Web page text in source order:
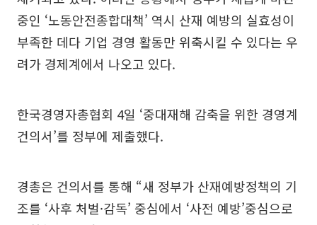
중인 ‘노동안전종합대책’ 역시 산재 예방의 실효성이
부족한 데다 기업 경영 활동만 위축시킬 수 있다는 우
려가 경제계에서 나오고 있다.
한국경영자총협회 4일 ‘중대재해 감축을 위한 경영계
건의서’를 정부에 제출했다.
경총은 건의서를 통해 “새 정부가 산재예방정책의 기
조를 ‘사후 처벌·감독’ 중심에서 ‘사전 예방’중심으로